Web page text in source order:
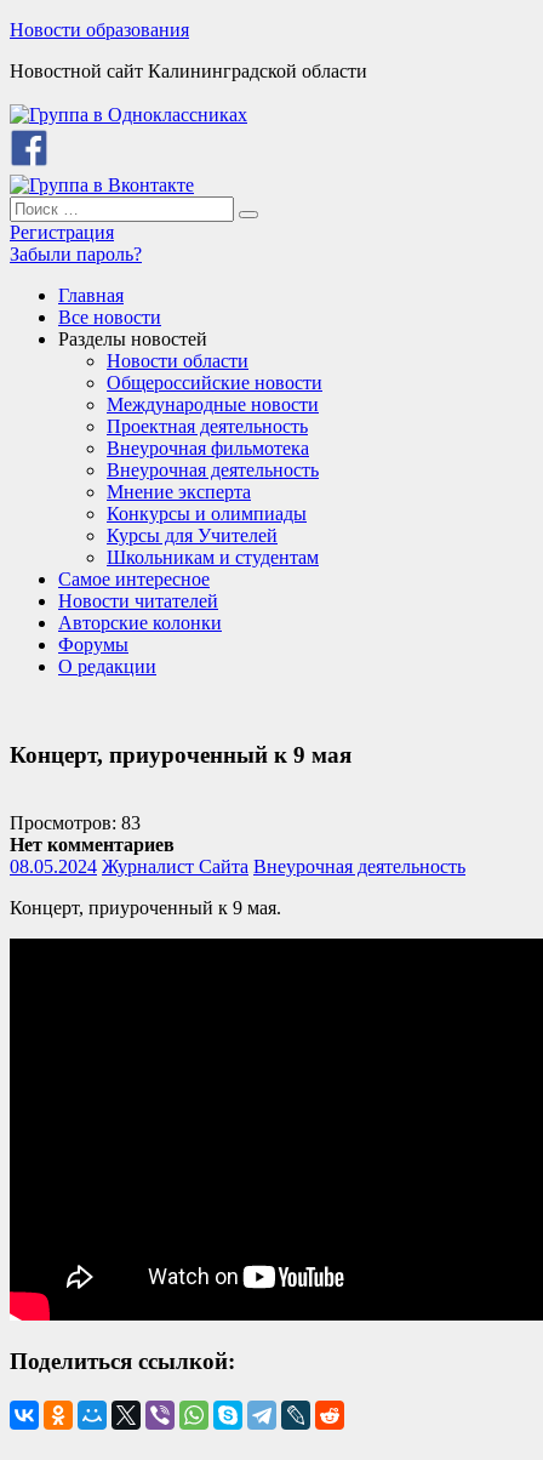
Skip
content
Новости образования
Новостной сайт Калининградской области
Search
for:
Search
Регистрация
Забыли пароль?
Главная
Все новости
Разделы новостей
Новости области
Общероссийские новости
Международные новости
Проектная деятельность
Внеурочная фильмотека
Внеурочная деятельность
Мнение эксперта
Конкурсы и олимпиады
Курсы для Учителей
Школьникам и студентам
Самое интересное
Новости читателей
Авторские колонки
Форумы
О редакции
Концерт, приуроченный к 9 мая
Просмотров: 83
Нет комментариев
08.05.2024 Журналист Сайта Внеурочная деятельность
Концерт, приуроченный к 9 мая.
Поделиться ссылкой: